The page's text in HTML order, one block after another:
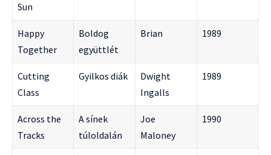
Sun
Happy
Together
Boldog
együttlét
Brian 1989
Cutting
Class
Gyilkos diák
Dwight
Ingalls
1989
Across the
Tracks
A sínek
túloldalán
Joe
Maloney
1990